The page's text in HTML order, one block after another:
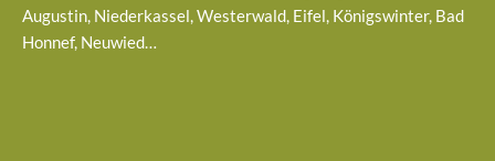
Augustin, Niederkassel, Westerwald, Eifel, Königswinter, Bad
Honnef, Neuwied…